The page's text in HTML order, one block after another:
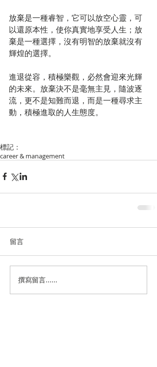
放棄是一種睿智，它可以放空心靈，可
以還原本性，使你真實地享受人生；放
棄是一種選擇，沒有明智的放棄就沒有
輝煌的選擇。
進退從容，積極樂觀，必然會迎來光輝
的未來。放棄決不是毫無主見，隨波逐
流，更不是知難而退，而是一種尋求主
動，積極進取的人生態度。
標記：
career & management
留言
撰寫留言......